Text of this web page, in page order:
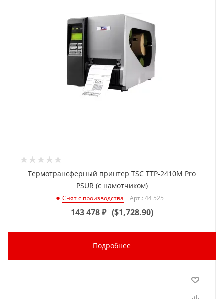
Термотрансферный принтер TSC TTP-2410M Pro
PSUR (с намотчиком)
Снят с производства Арт.: 44 525
143 478₽ ($1,728.90)
Подробнее